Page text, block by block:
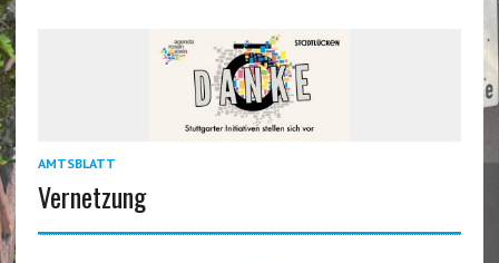
AMTSBLATT
Vernetzung